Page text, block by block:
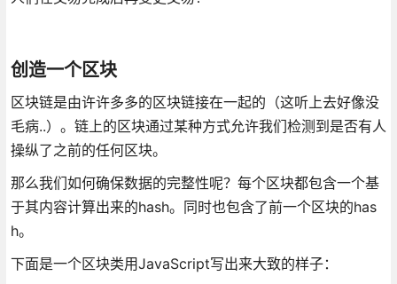
创造一个区块
区块链是由许许多多的区块链接在一起的（这听上去好像没
毛病..）。链上的区块通过某种方式允许我们检测到是否有人
操纵了之前的任何区块。
那么我们如何确保数据的完整性呢？每个区块都包含一个基
于其内容计算出来的hash。同时也包含了前一个区块的has
h。
下面是一个区块类用JavaScript写出来大致的样子：